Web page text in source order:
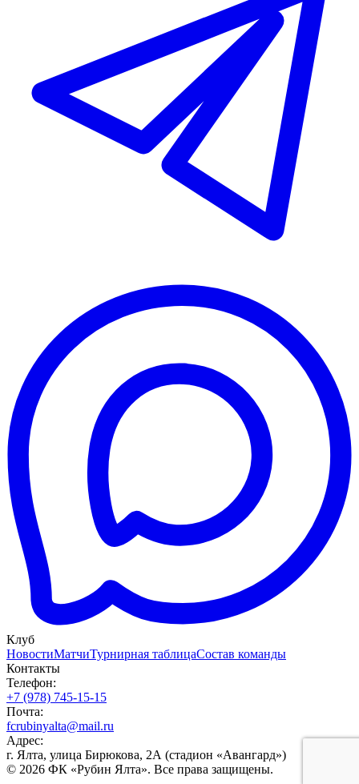
Клуб
НовостиМатчиТурнирная таблицаСостав команды
Контакты
Телефон:
+7 (978) 745-15-15
Почта:
fcrubinyalta@mail.ru
Адрес:
г. Ялта, улица Бирюкова, 2А (стадион «Авангард»)
© 2026 ФК «Рубин Ялта». Все права защищены.